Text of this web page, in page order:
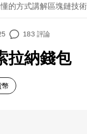
的方式講解區塊鏈技術
183 評論
拉納錢包
幣